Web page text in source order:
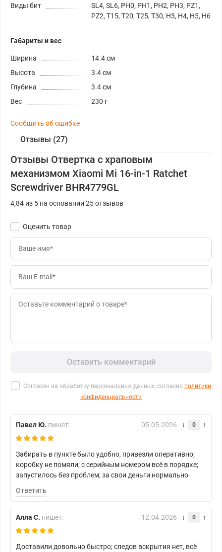
Виды бит
SL4, SL6, PH0, PH1, PH2, PH3, PZ1,
PZ2, T15, T20, T25, T30, H3, H4, H5, H6
Габариты и вес
Ширина
14.4 см
Высота
3.4 см
Глубина
3.4 см
Вес
230 г
Сообщить об ошибке
Отзывы (27)
Отзывы Отвертка с храповым
механизмом Xiaomi Mi 16-in-1 Ratchet
Screwdriver BHR4779GL
4,84 из 5 на основании 25 отзывов
Оценить товар
Оставить комментарий
Согласен на обработку персональных данных, согласно политики
конфиденциальности
Павел Ю. пишет: 05.05.2026 0
Забирать в пункте было удобно, привезли оперативно;
коробку не помяли; с серийным номером всё в порядке;
запустилось без проблем; за свои деньги нормально
Ответить
Алла С. пишет: 12.04.2026 0
Доставили довольно быстро; следов вскрытия нет, всё